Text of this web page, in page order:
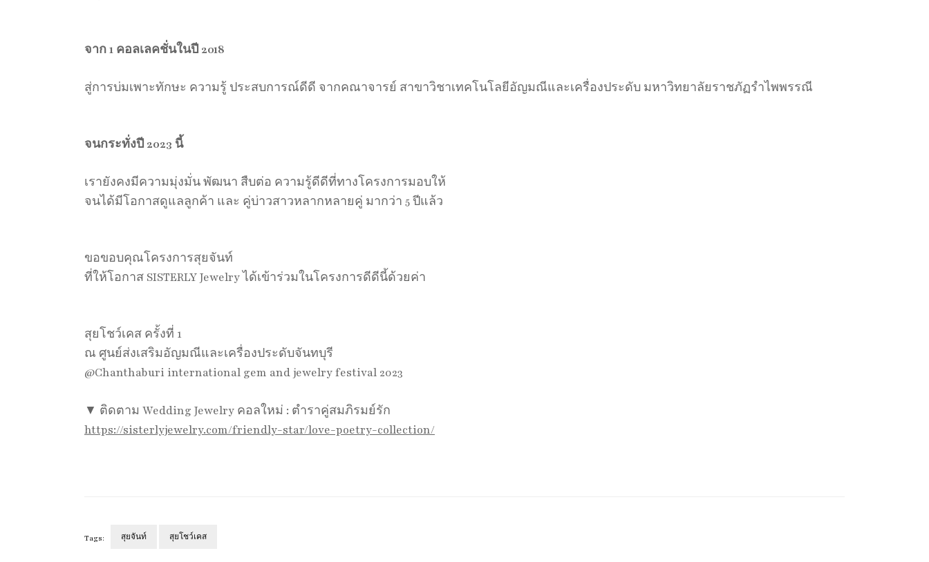
จาก 1 คอลเลคชั่นในปี 2018
สู่การบ่มเพาะทักษะ ความรู้ ประสบการณ์ดีดี จากคณาจารย์ สาขาวิชาเทคโนโลยีอัญมณีและเครื่องประดับ มหาวิทยาลัยราชภัฏรำไพพรรณี
จนกระทั่งปี 2023 นี้
เรายังคงมีความมุ่งมั่น พัฒนา สืบต่อ ความรู้ดีดีที่ทางโครงการมอบให้
จนได้มีโอกาสดูแลลูกค้า และ คู่บ่าวสาวหลากหลายคู่ มากว่า 5 ปีแล้ว
ขอขอบคุณโครงการสุยจันท์
ที่ให้โอกาส SISTERLY Jewelry ได้เข้าร่วมในโครงการดีดีนี้ด้วยค่า
สุยโชว์เคส ครั้งที่ 1
ณ ศูนย์ส่งเสริมอัญมณีและเครื่องประดับจันทบุรี
@Chanthaburi international gem and jewelry festival 2023
▼ ติดตาม Wedding Jewelry คอลใหม่ : ตำราคู่สมภิรมย์รัก
https://sisterlyjewelry.com/friendly-star/love-poetry-collection/
Tags: สุยจันท์ สุยโชว์เคส